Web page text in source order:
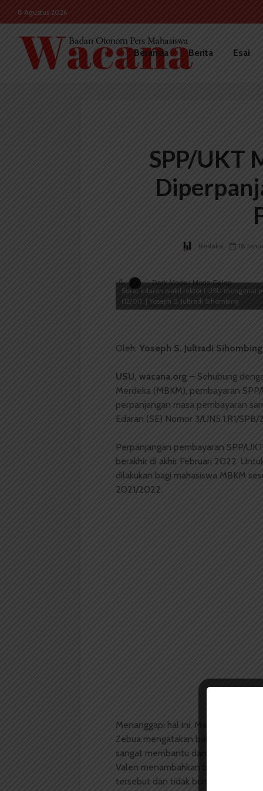
8 Agustus 2026
Beranda Berita Esai
SPP/UKT
Redaksi 18
Dark Mode | Moda Gelap
Surat edaran wakil rektor I USU mengenai
(12/01). | Yoseph S. Jultradi Sihombing
Oleh: Yoseph S. Jultradi Sihombing
USU, wacana.org – Sehubung
Merdeka (MBKM), pembayaran
perpanjangan masa pembayaran
Edaran (SE) Nomor 3/UN5.1.R1/SPB/
Perpanjangan pembayaran SPP/
berakhir di akhir Februari 2022.
dilakukan bagi mahasiswa MBKM
2021/2022.
Menanggapi hal ini, Mahasiswa Ilmu
Zebua mengatakan bahwa
sangat membantu dan dirasa pas
Valen menambahkan bahwa dirinya
tersebut dan tidak buru-buru untuk